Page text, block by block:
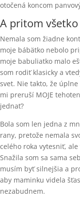
otočená koncom
A pritom
Nemala som žiadne
moje bábätko nebolo
moje babuliatko malo
som rodiť klasicky a
svet. Nie takto, že
mi preruší MOJE
jednať?
Bola som len jedna z
rany, pretože nemala
celého roka vytesniť,
Snažila som sa sama
musím byť silnejšia a
aby maminku videla
nezabudnem.